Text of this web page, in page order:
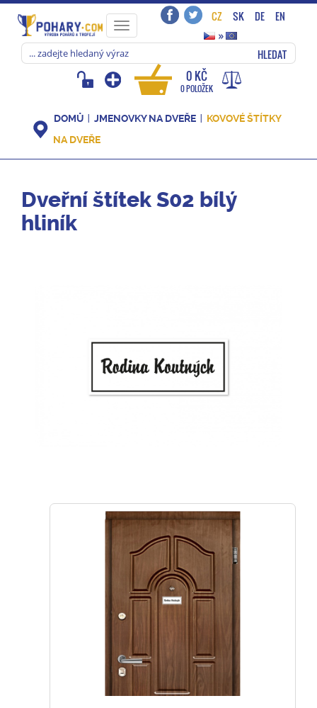
Toggle
navigation
CZ SK DE
EN
»
HLEDAT
0 KČ
0 POLOŽEK
DOMŮ JMENOVKY NA DVEŘE
KOVOVÉ ŠTÍTKY
NA DVEŘE
Dveřní štítek S02 bílý
hliník